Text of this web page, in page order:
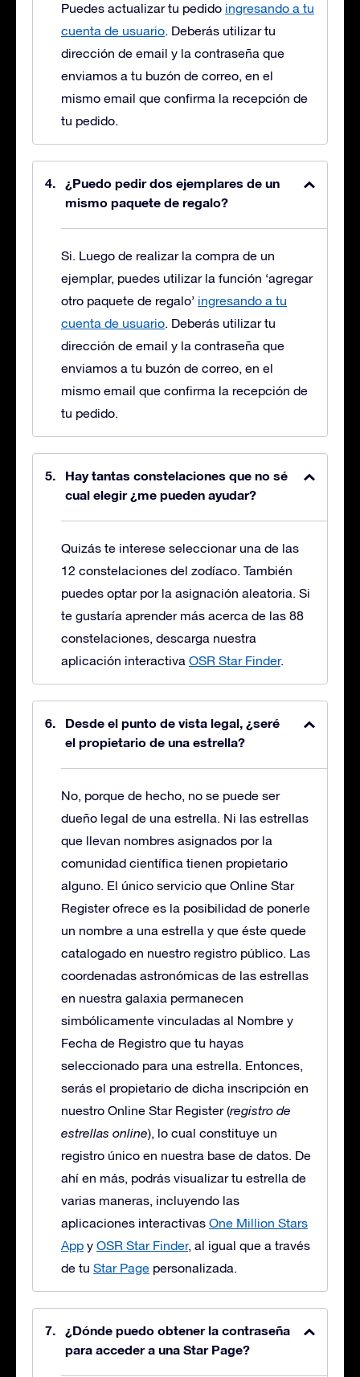
Puedes actualizar tu pedido ingresando a tu
cuenta de usuario. Deberás utilizar tu
dirección de email y la contraseña que
enviamos a tu buzón de correo, en el
mismo email que confirma la recepción de
tu pedido.
¿Puedo pedir dos ejemplares de un
mismo paquete de regalo?
Si. Luego de realizar la compra de un
ejemplar, puedes utilizar la función ‘agregar
otro paquete de regalo’ ingresando a tu
cuenta de usuario. Deberás utilizar tu
dirección de email y la contraseña que
enviamos a tu buzón de correo, en el
mismo email que confirma la recepción de
tu pedido.
Hay tantas constelaciones que no sé
cual elegir ¿me pueden ayudar?
Quizás te interese seleccionar una de las
12 constelaciones del zodíaco. También
puedes optar por la asignación aleatoria. Si
te gustaría aprender más acerca de las 88
constelaciones, descarga nuestra
aplicación interactiva OSR Star Finder.
Desde el punto de vista legal, ¿seré
el propietario de una estrella?
No, porque de hecho, no se puede ser
dueño legal de una estrella. Ni las estrellas
que llevan nombres asignados por la
comunidad científica tienen propietario
alguno. El único servicio que Online Star
Register ofrece es la posibilidad de ponerle
un nombre a una estrella y que éste quede
catalogado en nuestro registro público. Las
coordenadas astronómicas de las estrellas
en nuestra galaxia permanecen
simbólicamente vinculadas al Nombre y
Fecha de Registro que tu hayas
seleccionado para una estrella. Entonces,
serás el propietario de dicha inscripción en
nuestro Online Star Register (registro de
estrellas online), lo cual constituye un
registro único en nuestra base de datos. De
ahí en más, podrás visualizar tu estrella de
varias maneras, incluyendo las
aplicaciones interactivas One Million Stars
App y OSR Star Finder, al igual que a través
de tu Star Page personalizada.
¿Dónde puedo obtener la contraseña
para acceder a una Star Page?